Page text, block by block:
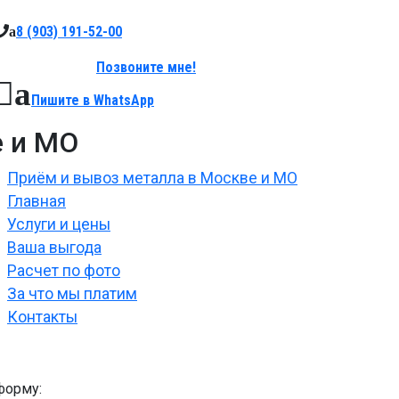
a8 (903) 191-52-00
Позвоните мне!
aПишите в WhatsApp
и МО
Приём и вывоз металла в Москве и МО
Главная
Услуги и цены
Ваша выгода
Расчет по фото
За что мы платим
Контакты